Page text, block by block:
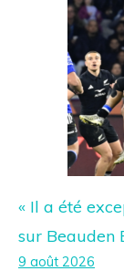
« Il a été
sur Beauden
9 août 2026